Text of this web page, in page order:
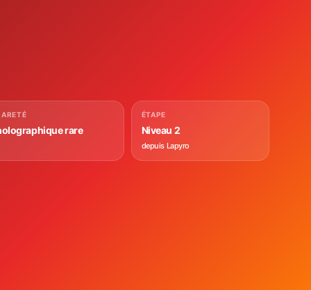
rare
ÉTAPE
Niveau 2
depuis Lapyro